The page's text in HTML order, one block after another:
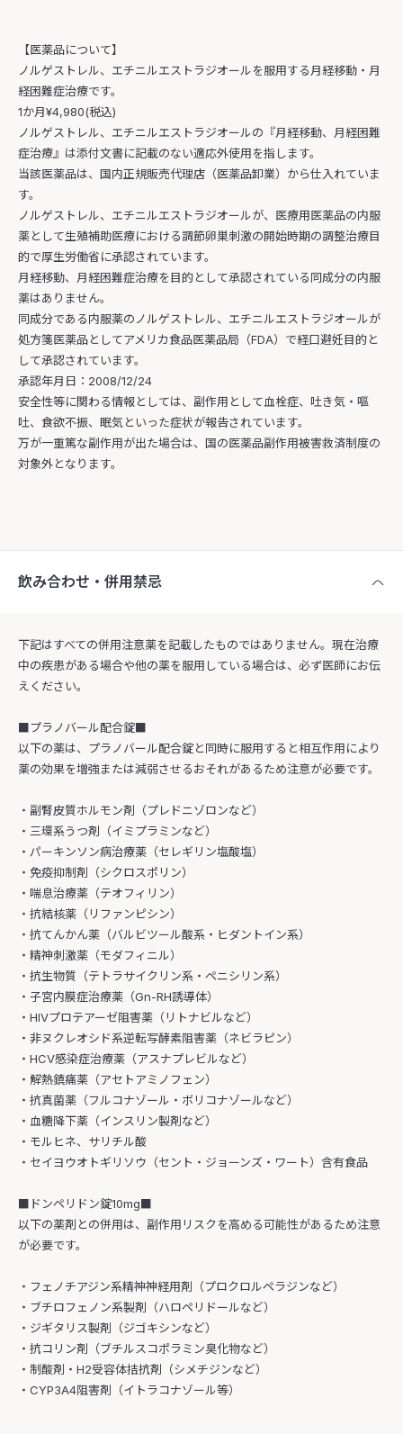
【医薬品について】
ノルゲストレル、エチニルエストラジオールを服用する月経移動・月
経困難症治療です。
1か月¥4,980(税込)
ノルゲストレル、エチニルエストラジオールの『月経移動、月経困難
症治療』は添付文書に記載のない適応外使用を指します。
当該医薬品は、国内正規販売代理店（医薬品卸業）から仕入れていま
す。
ノルゲストレル、エチニルエストラジオールが、医療用医薬品の内服
薬として生殖補助医療における調節卵巣刺激の開始時期の調整治療目
的で厚生労働省に承認されています。
月経移動、月経困難症治療を目的として承認されている同成分の内服
薬はありません。
同成分である内服薬のノルゲストレル、エチニルエストラジオールが
処方箋医薬品としてアメリカ食品医薬品局（FDA）で経口避妊目的と
して承認されています。
承認年月日：2008/12/24
安全性等に関わる情報としては、副作用として血栓症、吐き気・嘔
吐、食欲不振、眠気といった症状が報告されています。
万が一重篤な副作用が出た場合は、国の医薬品副作用被害救済制度の
対象外となります。
飲み合わせ・併用禁忌
下記はすべての併用注意薬を記載したものではありません。現在治療
中の疾患がある場合や他の薬を服用している場合は、必ず医師にお伝
えください。
■プラノバール配合錠■
以下の薬は、プラノバール配合錠と同時に服用すると相互作用により
薬の効果を増強または減弱させるおそれがあるため注意が必要です。
・副腎皮質ホルモン剤（プレドニゾロンなど）
・三環系うつ剤（イミプラミンなど）
・パーキンソン病治療薬（セレギリン塩酸塩）
・免疫抑制剤（シクロスポリン）
・喘息治療薬（テオフィリン）
・抗結核薬（リファンピシン）
・抗てんかん薬（バルビツール酸系・ヒダントイン系）
・精神刺激薬（モダフィニル）
・抗生物質（テトラサイクリン系・ペニシリン系）
・子宮内膜症治療薬（Gn-RH誘導体）
・HIVプロテアーゼ阻害薬（リトナビルなど）
・非ヌクレオシド系逆転写酵素阻害薬（ネビラピン）
・HCV感染症治療薬（アスナプレビルなど）
・解熱鎮痛薬（アセトアミノフェン）
・抗真菌薬（フルコナゾール・ボリコナゾールなど）
・血糖降下薬（インスリン製剤など）
・モルヒネ、サリチル酸
・セイヨウオトギリソウ（セント・ジョーンズ・ワート）含有食品
■ドンペリドン錠10mg■
以下の薬剤との併用は、副作用リスクを高める可能性があるため注意
が必要です。
・フェノチアジン系精神神経用剤（プロクロルペラジンなど）
・ブチロフェノン系製剤（ハロペリドールなど）
・ジギタリス製剤（ジゴキシンなど）
・抗コリン剤（ブチルスコポラミン臭化物など）
・制酸剤・H2受容体拮抗剤（シメチジンなど）
・CYP3A4阻害剤（イトラコナゾール等）